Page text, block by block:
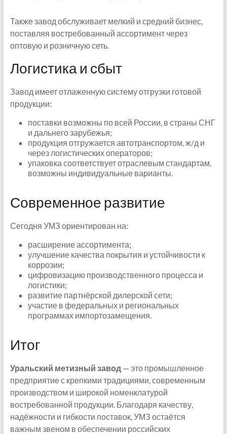
Также завод обслуживает мелкий и средний бизнес,
поставляя востребованный ассортимент через
оптовую и розничную сеть.
Логистика и сбыт
Завод имеет отлаженную систему отгрузки готовой
продукции:
поставки возможны по всей России, в страны СНГ
и дальнего зарубежья;
продукция отгружается автотранспортом, ж/д и
через логистических операторов;
упаковка соответствует отраслевым стандартам,
возможны индивидуальные варианты.
Современное развитие
Сегодня УМЗ ориентирован на:
расширение ассортимента;
улучшение качества покрытия и устойчивости к
коррозии;
цифровизацию производственного процесса и
логистики;
развитие партнёрской дилерской сети;
участие в федеральных и региональных
программах импортозамещения.
Итог
Уральский метизный завод— это промышленное
предприятие с крепкими традициями, современным
производством и широкой номенклатурой
востребованной продукции. Благодаря качеству,
надёжности и гибкости поставок, УМЗ остаётся
важным звеном в обеспечении российских